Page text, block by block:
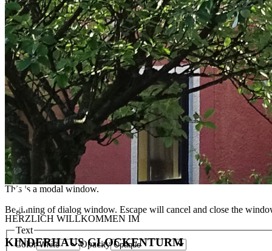
Chapters
Chapters
Descriptions
descriptions off, selected
Subtitles
subtitles settings , opens subtitles settings dialog
subtitles off, selected
Audio Track
Picture-in-Picture
This is a modal window.
Beginning of dialog window. Escape will cancel and close the
Text
Color
Opacity
HERZLICH WILLKOMMEN IM
KINDERHAUS GLOCKENTURM